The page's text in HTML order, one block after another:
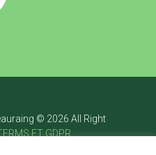
© 2026 All Right
ET GDPR